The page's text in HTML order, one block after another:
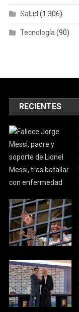
Salud (1.306)
Tecnología (90)
RECIENTES